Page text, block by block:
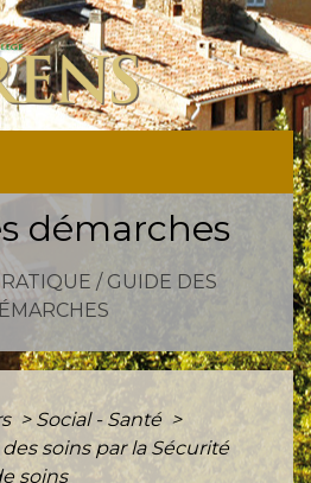
démarches
/ GUIDE DES
> Social - Santé >
soins par la Sécurité
soins